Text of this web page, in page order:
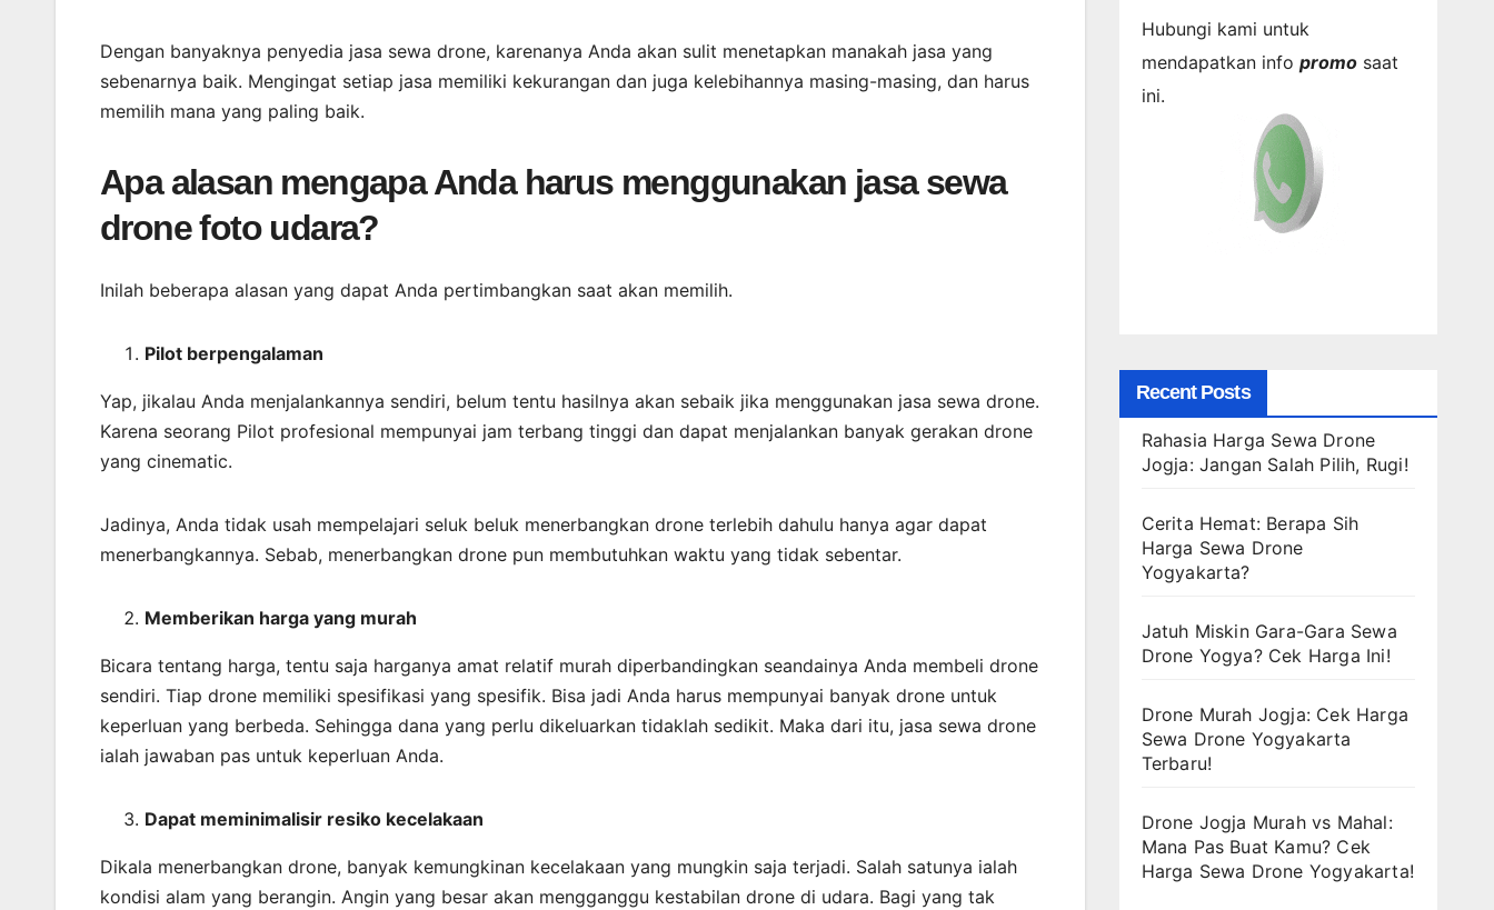
Dengan banyaknya penyedia jasa sewa drone, karenanya Anda akan sulit menetapkan manakah jasa yang
sebenarnya baik. Mengingat setiap jasa memiliki kekurangan dan juga kelebihannya masing-masing, dan harus
memilih mana yang paling baik.
Apa alasan mengapa Anda harus menggunakan jasa sewa
drone foto udara?
Inilah beberapa alasan yang dapat Anda pertimbangkan saat akan memilih.
Pilot berpengalaman
Yap, jikalau Anda menjalankannya sendiri, belum tentu hasilnya akan sebaik jika menggunakan jasa sewa drone.
Karena seorang Pilot profesional mempunyai jam terbang tinggi dan dapat menjalankan banyak gerakan drone
yang cinematic.
Jadinya, Anda tidak usah mempelajari seluk beluk menerbangkan drone terlebih dahulu hanya agar dapat
menerbangkannya. Sebab, menerbangkan drone pun membutuhkan waktu yang tidak sebentar.
Memberikan harga yang murah
Bicara tentang harga, tentu saja harganya amat relatif murah diperbandingkan seandainya Anda membeli drone
sendiri. Tiap drone memiliki spesifikasi yang spesifik. Bisa jadi Anda harus mempunyai banyak drone untuk
keperluan yang berbeda. Sehingga dana yang perlu dikeluarkan tidaklah sedikit. Maka dari itu, jasa sewa drone
ialah jawaban pas untuk keperluan Anda.
Dapat meminimalisir resiko kecelakaan
Dikala menerbangkan drone, banyak kemungkinan kecelakaan yang mungkin saja terjadi. Salah satunya ialah
kondisi alam yang berangin. Angin yang besar akan mengganggu kestabilan drone di udara. Bagi yang tak
Hubungi kami untuk
mendapatkan info promosaat
ini.
Recent Posts
Rahasia Harga Sewa Drone
Jogja: Jangan Salah Pilih, Rugi!
Cerita Hemat: Berapa Sih
Harga Sewa Drone
Yogyakarta?
Jatuh Miskin Gara-Gara Sewa
Drone Yogya? Cek Harga Ini!
Drone Murah Jogja: Cek Harga
Sewa Drone Yogyakarta
Terbaru!
Drone Jogja Murah vs Mahal:
Mana Pas Buat Kamu? Cek
Harga Sewa Drone Yogyakarta!